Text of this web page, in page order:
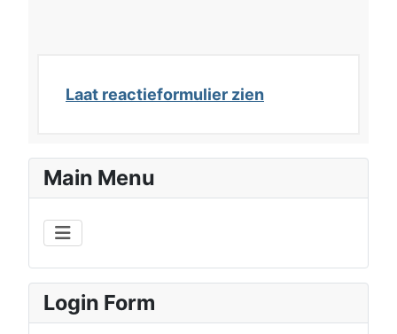
Main Menu
Login Form
Laat reactieformulier zien